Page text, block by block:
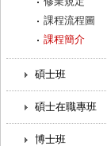
課程流程圖
課程簡介
碩士班
碩士在職專班
博士班